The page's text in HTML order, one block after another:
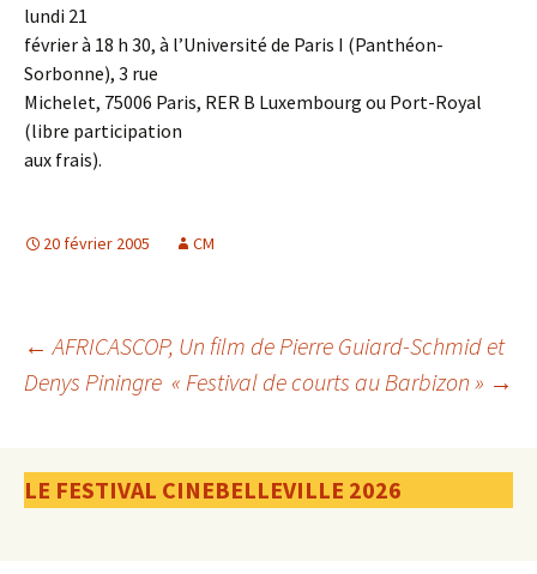
lundi 21
février à 18 h 30, à l’Université de Paris I (Panthéon-
Sorbonne), 3 rue
Michelet, 75006 Paris, RER B Luxembourg ou Port-Royal
(libre participation
aux frais).
20 février 2005 CM
Navigation
articles
← AFRICASCOP, Un film de Pierre Guiard-Schmid et
Denys Piningre « Festival de courts au Barbizon » →
LE FESTIVAL CINEBELLEVILLE 2026